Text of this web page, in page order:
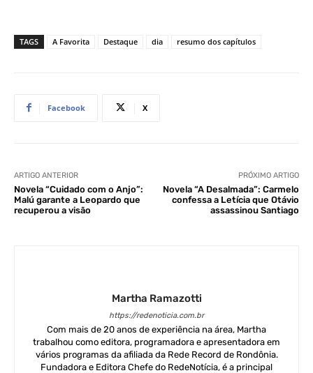
TAGS A Favorita Destaque dia resumo dos capítulos
Facebook X
ARTIGO ANTERIOR
Novela “Cuidado com o Anjo”:
Malú garante a Leopardo que
recuperou a visão
PRÓXIMO ARTIGO
Novela “A Desalmada”: Carmelo
confessa a Letícia que Otávio
assassinou Santiago
Martha Ramazotti
https://redenoticia.com.br
Com mais de 20 anos de experiência na área, Martha
trabalhou como editora, programadora e apresentadora em
vários programas da afiliada da Rede Record de Rondônia.
Fundadora e Editora Chefe do RedeNotícia, é a principal